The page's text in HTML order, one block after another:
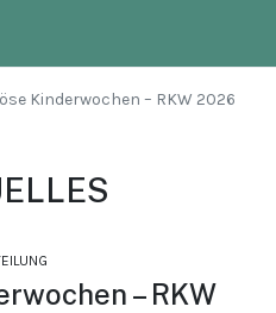
Kinderwochen – RKW 2026
– RKW